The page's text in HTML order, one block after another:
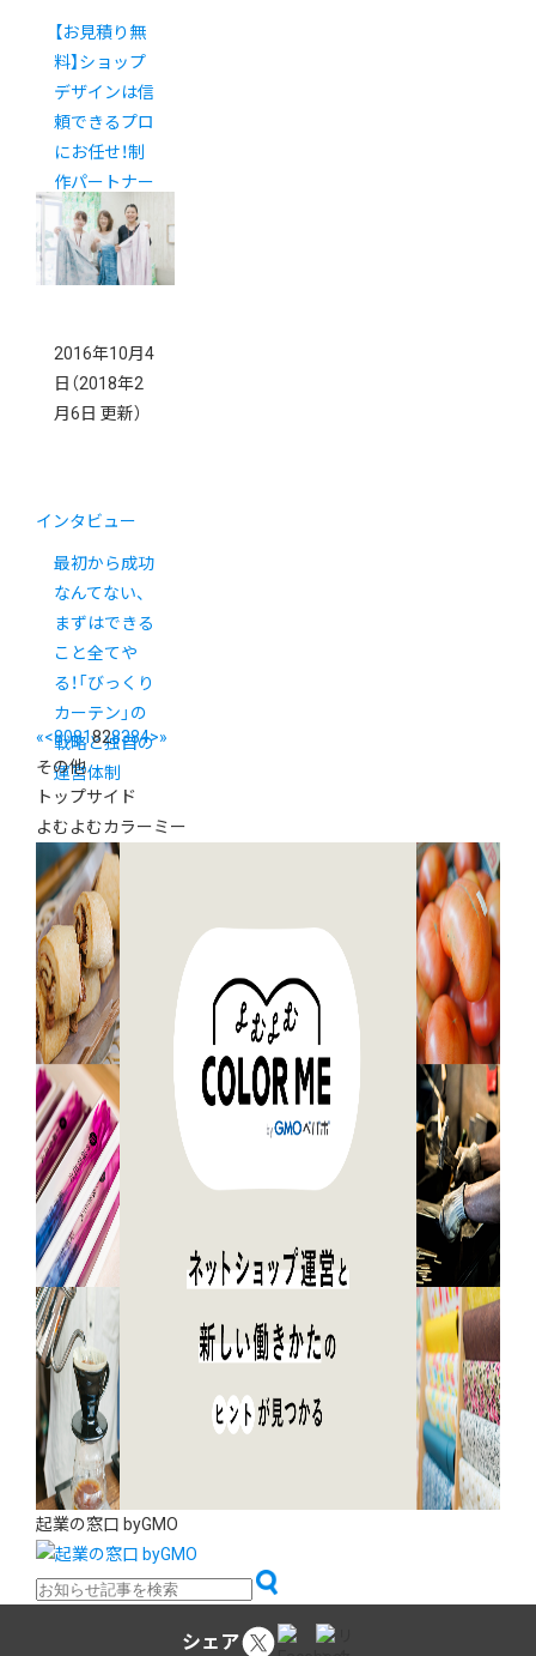
【お見積り無
料】ショップ
デザインは信
頼できるプロ
にお任せ！制
作パートナー
紹介サービス
2016年10月4
日 （2018年2
月6日 更新）
インタビュー
最初から成功
なんてない、
まずはできる
こと全てや
る！「びっくり
カーテン」の
戦略と独自の
運営体制
«<8081828384>»
その他
トップサイド
よむよむカラーミー
起業の窓口 byGMO
シェア